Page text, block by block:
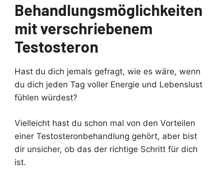
Behandlungsmöglichkeiten
mit verschriebenem
Testosteron
Hast du dich jemals gefragt, wie es wäre, wenn
du dich jeden Tag voller Energie und Lebenslust
fühlen würdest?
Vielleicht hast du schon mal von den Vorteilen
einer Testosteronbehandlung gehört, aber bist
dir unsicher, ob das der richtige Schritt für dich
ist.